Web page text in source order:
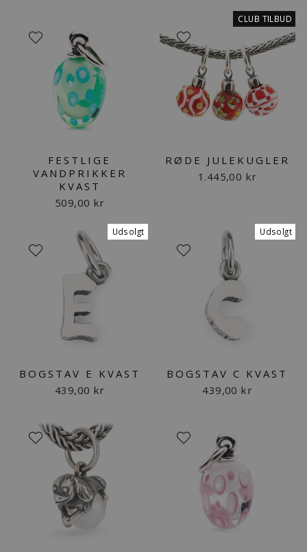
FESTLIGE
VANDPRIKKER
KVAST
509,00 kr
CLUB TILBUD
RØDE JULEKUGLER
1.445,00 kr
Udsolgt
BOGSTAV E KVAST
439,00 kr
Udsolgt
BOGSTAV C KVAST
439,00 kr